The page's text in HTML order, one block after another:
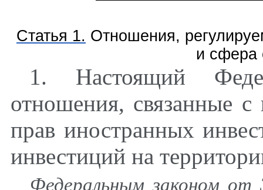
Статья 1. Отношения,
и сфера
1. Настоящий
отношения, связанные с
прав иностранных
инвестиций на
Федеральным законом